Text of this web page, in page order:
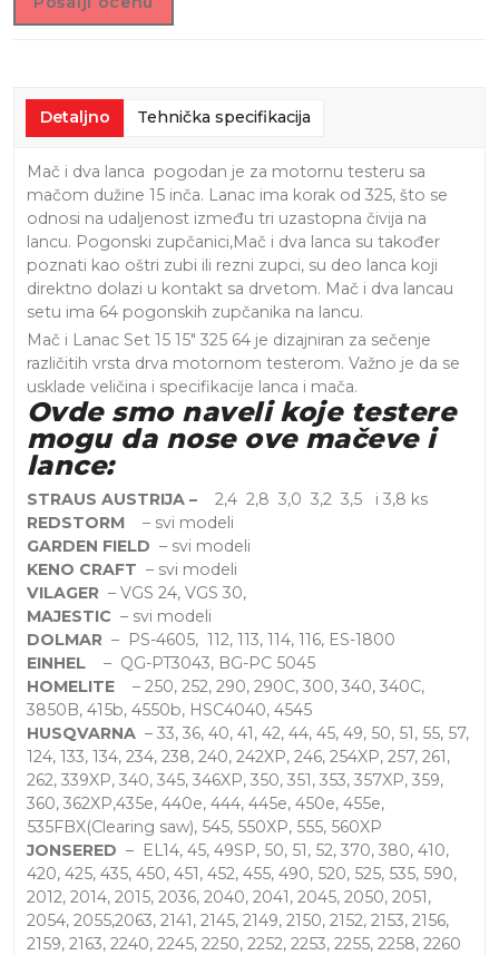
Detaljno Tehnička specifikacija
Mač i dva lanca pogodan je za motornu testeru sa
mačom dužine 15 inča. Lanac ima korak od 325, što se
odnosi na udaljenost između tri uzastopna čivija na
lancu. Pogonski zupčanici,Mač i dva lanca su također
poznati kao oštri zubi ili rezni zupci, su deo lanca koji
direktno dolazi u kontakt sa drvetom. Mač i dva lancau
setu ima 64 pogonskih zupčanika na lancu.
Mač i Lanac Set 15 15″ 325 64 je dizajniran za sečenje
različitih vrsta drva motornom testerom. Važno je da se
usklade veličina i specifikacije lanca i mača.
Ovde smo naveli koje testere
mogu da nose ove mačeve i
lance:
STRAUS AUSTRIJA – 2,4 2,8 3,0 3,2 3,5 i 3,8 ks
REDSTORM– svi modeli
GARDEN FIELD – svi modeli
KENO CRAFT – svi modeli
VILAGER– VGS 24, VGS 30,
MAJESTIC – svi modeli
DOLMAR– PS-4605, 112, 113, 114, 116, ES-1800
EINHEL– QG-PT3043, BG-PC 5045
HOMELITE– 250, 252, 290, 290C, 300, 340, 340C,
3850B, 415b, 4550b, HSC4040, 4545
HUSQVARNA– 33, 36, 40, 41, 42, 44, 45, 49, 50, 51, 55, 57,
124, 133, 134, 234, 238, 240, 242XP, 246, 254XP, 257, 261,
262, 339XP, 340, 345, 346XP, 350, 351, 353, 357XP, 359,
360, 362XP,435e, 440e, 444, 445e, 450e, 455e,
535FBX(Clearing saw), 545, 550XP, 555, 560XP
JONSERED – EL14, 45, 49SP, 50, 51, 52, 370, 380, 410,
420, 425, 435, 450, 451, 452, 455, 490, 520, 525, 535, 590,
2012, 2014, 2015, 2036, 2040, 2041, 2045, 2050, 2051,
2054, 2055,2063, 2141, 2145, 2149, 2150, 2152, 2153, 2156,
2159, 2163, 2240, 2245, 2250, 2252, 2253, 2255, 2258, 2260